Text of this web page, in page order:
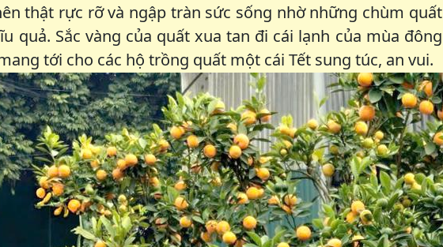
thật rực rỡ và ngập tràn sức sống nhờ những chùm quất
quả. Sắc vàng của quất xua tan đi cái lạnh của mùa đông
tới cho các hộ trồng quất một cái Tết sung túc, an vui.